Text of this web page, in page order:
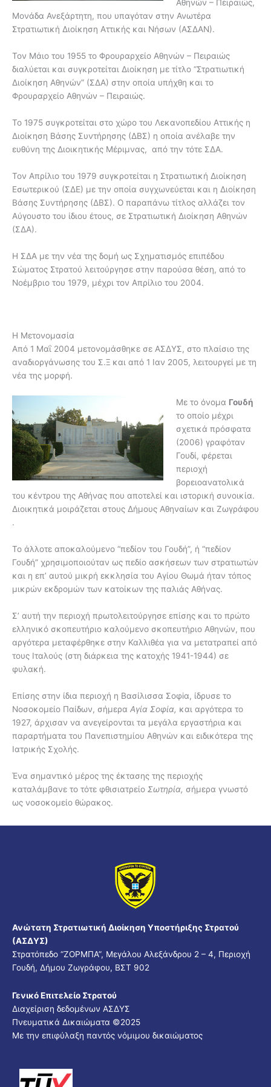
Αθηνών – Πειραιώς,
Μονάδα Ανεξάρτητη, που υπαγόταν στην Ανωτέρα
Στρατιωτική Διοίκηση Αττικής και Νήσων (ΑΣΔΑΝ).
Τον Μάιο του 1955 το Φρουραρχείο Αθηνών – Πειραιώς
διαλύεται και συγκροτείται Διοίκηση με τίτλο “Στρατιωτική
Διοίκηση Αθηνών” (ΣΔΑ) στην οποία υπήχθη και το
Φρουραρχείο Αθηνών – Πειραιώς.
Το 1975 συγκροτείται στο χώρο του Λεκανοπεδίου Αττικής η
Διοίκηση Βάσης Συντήρησης (ΔΒΣ) η οποία ανέλαβε την
ευθύνη της Διοικητικής Μέριμνας, από την τότε ΣΔΑ.
Τον Απρίλιο του 1979 συγκροτείται η Στρατιωτική Διοίκηση
Εσωτερικού (ΣΔΕ) με την οποία συγχωνεύεται και η Διοίκηση
Βάσης Συντήρησης (ΔΒΣ). Ο παραπάνω τίτλος αλλάζει τον
Αύγουστο του ίδιου έτους, σε Στρατιωτική Διοίκηση Αθηνών
(ΣΔΑ).
Η ΣΔΑ με την νέα της δομή ως Σχηματισμός επιπέδου
Σώματος Στρατού λειτούργησε στην παρούσα θέση, από το
Νοέμβριο του 1979, μέχρι τον Απρίλιο του 2004.
H Μετονομασία
Από 1 Μαΐ 2004 μετονομάσθηκε σε ΑΣΔΥΣ, στο πλαίσιο της
αναδιοργάνωσης του Σ.Ξ και από 1 Ιαν 2005, λειτουργεί με τη
νέα της μορφή.
Με το όνοµα Γουδή
το οποίο µέχρι
σχετικά πρόσφατα
(2006) γραφόταν
Γουδί, φέρεται
περιοχή
βορειοανατολικά
του κέντρου της Αθήνας που αποτελεί και ιστορική συνοικία.
Διοικητικά µοιράζεται στους Δήµους Αθηναίων και Ζωγράφου
.
Το άλλοτε αποκαλούμενο “πεδίον του Γουδή”, ή “πεδίον
Γουδή” χρησιμοποιούταν ως πεδίο ασκήσεων των στρατιωτών
και η επ’ αυτού µικρή εκκλησία του Αγίου Θωµά ήταν τόπος
µικρών εκδροµών των κατοίκων της παλιάς Αθήνας.
Σ’ αυτή την περιοχή πρωτολειτούργησε επίσης και το πρώτο
ελληνικό σκοπευτήριο καλούµενο σκοπευτήριο Αθηνών, που
αργότερα µεταφέρθηκε στην Καλλιθέα για να µετατραπεί από
τους Ιταλούς (στη διάρκεια της κατοχής 1941-1944) σε
φυλακή.
Επίσης στην ίδια περιοχή η Βασίλισσα Σoφiα, ίδρυσε το
Νοσοκοµείο Παίδων, σήµερα Αγία Σοφία, και αργότερα το
1927, άρχισαν να ανεγείρονται τα µεγάλα εργαστήρια και
παραρτήµατα του Πανεπιστηµίου Αθηνών και ειδικότερα της
Ιατρικής Σχολής.
Ένα σηµαντικό µέρος της έκτασης της περιοχής
καταλάµβανε το τότε φθισιατρείο Σωτηρία, σήµερα γνωστό
ως νοσοκοµείο θώρακος.
Ανώτατη Στρατιωτική Διοίκηση Υποστήριξης Στρατού
(ΑΣΔΥΣ)
Στρατόπεδο “ΖΟΡΜΠΑ”, Μεγάλου Αλεξάνδρου 2 – 4, Περιοχή
Γουδή, Δήμου Ζωγράφου, ΒΣΤ 902
Γενικό Επιτελείο Στρατού
Διαχείριση δεδομένων ΑΣΔΥΣ
Πνευματικά Δικαιώματα ©2025
Με την επιφύλαξη παντός νόμιμου δικαιώματος